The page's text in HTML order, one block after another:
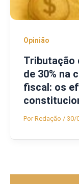
Opinião
Tributação
de 30% na
fiscal: os
PorRedação / 30/